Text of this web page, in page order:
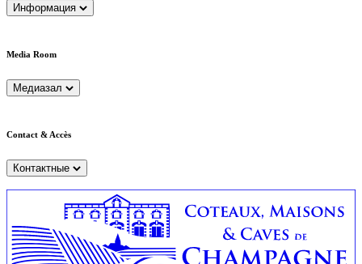
Информация
Media Room
Медиазал
Contact & Accès
Контактные